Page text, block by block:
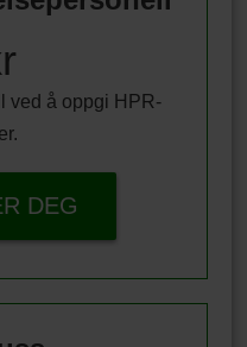
ved å oppgi HPR-
DEG